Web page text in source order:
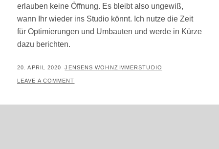
erlauben keine Öffnung. Es bleibt also ungewiß,
wann Ihr wieder ins Studio könnt. Ich nutze die Zeit
für Optimierungen und Umbauten und werde in Kürze
dazu berichten.
POSTED
ON
20. APRIL 2020 BY
JENSENS WOHNZIMMERSTUDIO
LEAVE A COMMENT